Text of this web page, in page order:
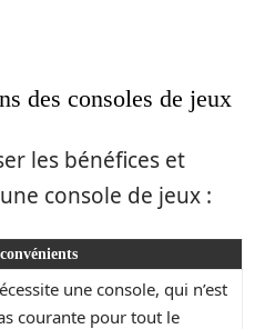
des consoles de jeux
les bénéfices et
console de jeux :
une console, qui n’est
courante pour tout le